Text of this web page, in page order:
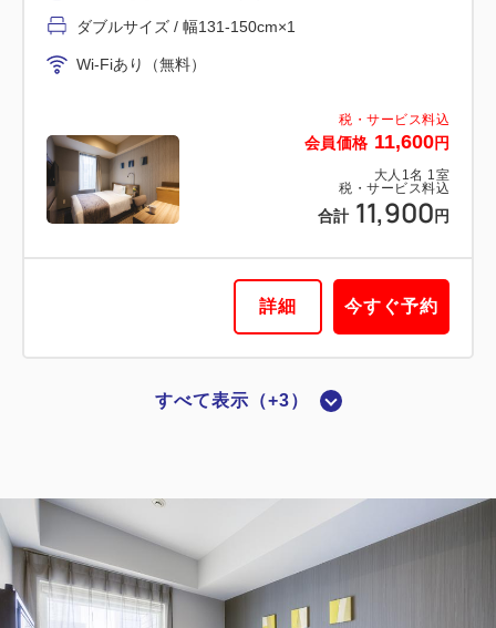
大人1 名1室
税・サービス料込
16,700
税・サービス料込
会員価格 11,600円
大人 1名 1室
税・サービス料込
合計 11,900 円
ダブルサイズ / 幅131-150cm×1
Wi-Fiあり（無料）
詳細 今すぐ予約
15.00m
ダブルサイズ / 幅131-150cm×1
Wi-Fiあり（無料）
すべて表示（+3）